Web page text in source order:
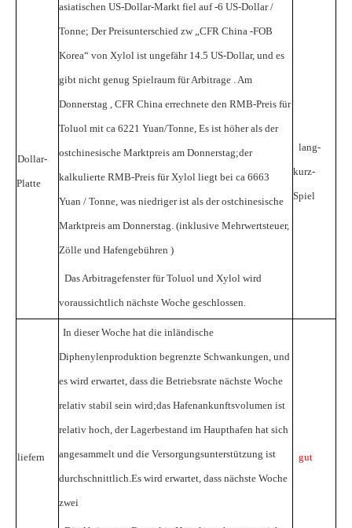
Dollar-
Platte
asiatischen US-Dollar-Markt fiel auf-6 US-Dollar /
Tonne; Der Preisunterschied zw „CFR China -FOB
Korea“ von Xylol ist ungefähr 14.5 US-Dollar, und es
gibt nicht genug Spielraum für Arbitrage .Am
Donnerstag , CFR China errechnete den RMB-Preis für
Toluol mit ca 6221 Yuan/Tonne, Es ist höher als der
ostchinesische Marktpreis am Donnerstag;der
kalkulierte RMB-Preis für Xylol liegt bei ca 6663
Yuan / Tonne, was niedriger ist als der ostchinesische
Marktpreis am Donnerstag. (inklusive Mehrwertsteuer,
Zölle und Hafengebühren )
Das Arbitragefenster für Toluol und Xylol wird
voraussichtlich nächste Woche geschlossen.
lang-
kurz-
Spiel
liefern
In dieser Woche hat die inländische
Diphenylenproduktion begrenzte Schwankungen, und
es wird erwartet, dass die Betriebsrate nächste Woche
relativ stabil sein wird;das Hafenankunftsvolumen ist
relativ hoch, der Lagerbestand im Haupthafen hat sich
angesammelt und die Versorgungsunterstützung ist
durchschnittlich.Es wird erwartet, dass nächste Woche
zwei
gut